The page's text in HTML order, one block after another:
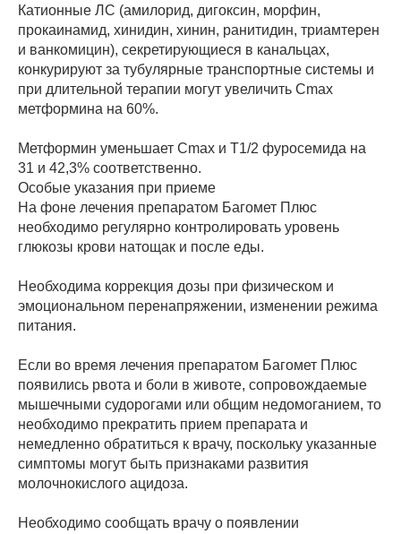
Катионные ЛС (амилорид, дигоксин, морфин,
прокаинамид, хинидин, хинин, ранитидин, триамтерен
и ванкомицин), секретирующиеся в канальцах,
конкурируют за тубулярные транспортные системы и
при длительной терапии могут увеличить Cmax
метформина на 60%.
Метформин уменьшает Cmax и T1/2 фуросемида на
31 и 42,3% соответственно.
Особые указания при приеме
На фоне лечения препаратом Багомет Плюс
необходимо регулярно контролировать уровень
глюкозы крови натощак и после еды.
Необходима коррекция дозы при физическом и
эмоциональном перенапряжении, изменении режима
питания.
Если во время лечения препаратом Багомет Плюс
появились рвота и боли в животе, сопровождаемые
мышечными судорогами или общим недомоганием, то
необходимо прекратить прием препарата и
немедленно обратиться к врачу, поскольку указанные
симптомы могут быть признаками развития
молочнокислого ацидоза.
Необходимо сообщать врачу о появлении